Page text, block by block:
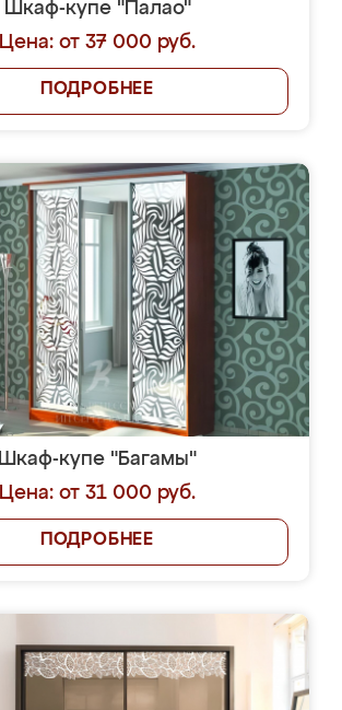
Шкаф-купе "Палао"
Цена: от 37 000 руб.
ПОДРОБНЕЕ
Шкаф-купе "Багамы"
Цена: от 31 000 руб.
ПОДРОБНЕЕ